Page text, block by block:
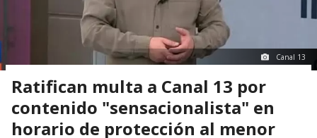
Canal 13
Ratifican multa a Canal 13 por
contenido "sensacionalista" en
horario de protección al menor